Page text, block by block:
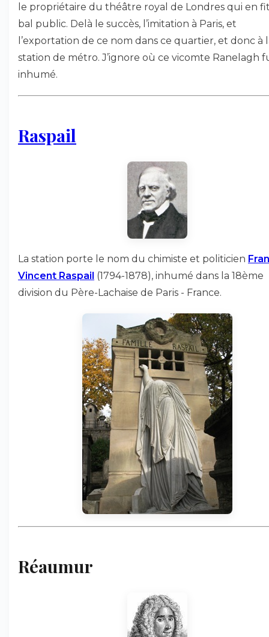
le propriétaire du théâtre royal de Londres qui en
bal public. Delà le succès, l’imitation à Paris, et
l’exportation de ce nom dans ce quartier, et donc à
station de métro. J’ignore où ce vicomte Ranelagh
inhumé.
Raspail
La station porte le nom du chimiste et politicien
Vincent Raspail (1794-1878), inhumé dans la 18ème
division du Père-Lachaise de Paris - France.
Réaumur